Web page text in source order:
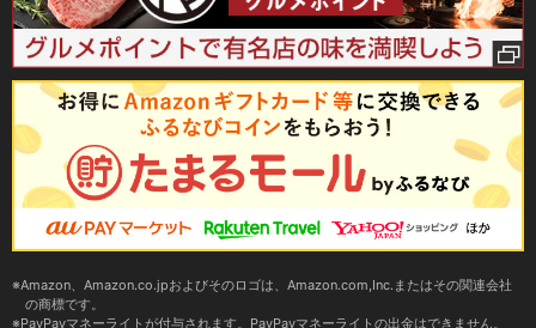
Amazon、Amazon.co.jpおよびそのロゴは、Amazon.com,Inc.またはその関連会社
の商標です。
PayPayマネーライトが付与されます。PayPayマネーライトの出金はできません。